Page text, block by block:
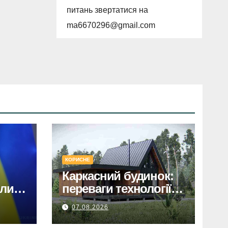
питань звертатися на
ma6670296@gmail.com
КОРИСНЕ
Каркасний будинок:
переваги технології
та етапи будівництва
07.08.2026